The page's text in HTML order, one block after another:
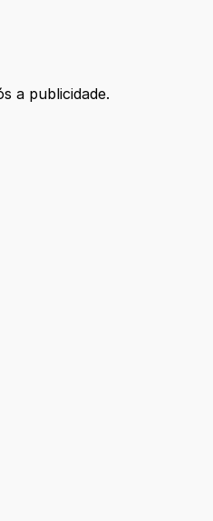
a publicidade.